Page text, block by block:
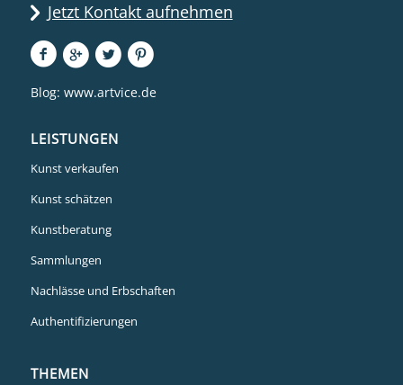
Jetzt Kontakt aufnehmen
Blog: www.artvice.de
LEISTUNGEN
Kunst verkaufen
Kunst schätzen
Kunstberatung
Sammlungen
Nachlässe und Erbschaften
Authentifizierungen
THEMEN